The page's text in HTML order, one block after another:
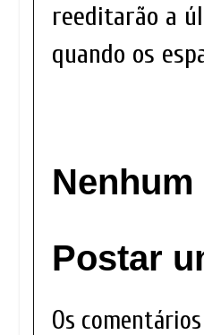
reeditarão a
quando os
Postar
Os